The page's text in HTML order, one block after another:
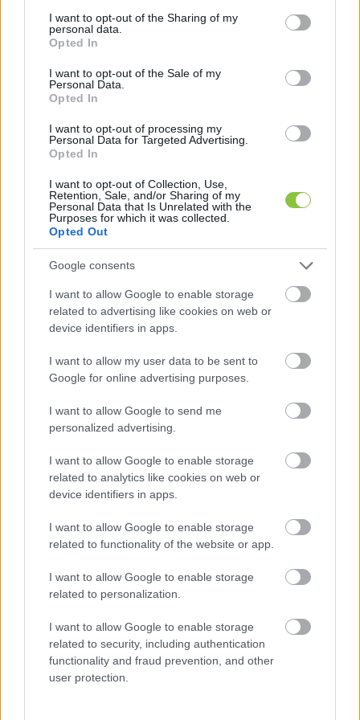
not limited to your visit or usage behaviour. You may click to
grant or deny consent to Google and its third-party tags to
use your data for below specified purposes in below Google
consent section.
I want to opt-out of the Sharing of my
personal data.
Opted In
I want to opt-out of the Sale of my
Personal Data.
Opted In
I want to opt-out of processing my
Personal Data for Targeted Advertising.
Opted In
I want to opt-out of Collection, Use,
Retention, Sale, and/or Sharing of my
Personal Data that Is Unrelated with the
Purposes for which it was collected.
Opted Out
Google consents
I want to allow Google to enable storage
related to advertising like cookies on web or
device identifiers in apps.
I want to allow my user data to be sent to
Google for online advertising purposes.
I want to allow Google to send me
personalized advertising.
I want to allow Google to enable storage
related to analytics like cookies on web or
device identifiers in apps.
I want to allow Google to enable storage
related to functionality of the website or app.
I want to allow Google to enable storage
related to personalization.
I want to allow Google to enable storage
related to security, including authentication
functionality and fraud prevention, and other
user protection.
indítványában Kordik Szabolcs .
kialakítottak ferde padkát, azonban a túloldalon
már fel kell emelni a kerékpárt, babakocsit;
kerekesszékkel pedig nem is lehet felhajtani a
járdára a magas padka miatt.
A balesetveszély csökkentése érdekében több
javaslatot megfogalmazott:
villogó sárga forgalmi jelzőlámpa
kihelyezése a kereszteződés mindkét
irányában, a járművezetők figyelmének
felhívására;
„Veszélyes útszakasz” vagy
„Kerékpáros/gyalogos átkelés” jelzőtáblák
elhelyezése;
burkolati festések alkalmazása;
szükség esetén fizikai forgalomcsillapító
megoldások vizsgálata.